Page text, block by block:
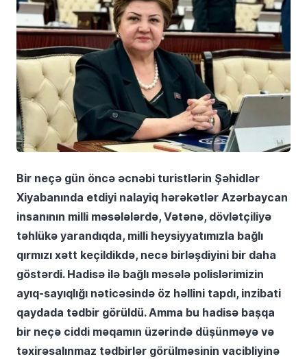
Bir neçə gün öncə əcnəbi turistlərin Şəhidlər
Xiyabanında etdiyi nalayiq hərəkətlər Azərbaycan
insanının milli məsələlərdə, Vətənə, dövlətçiliyə
təhlükə yarandıqda, milli heysiyyatımızla bağlı
qırmızı xətt keçildikdə, necə birləşdiyini bir daha
göstərdi. Hadisə ilə bağlı məsələ polislərimizin
ayıq-sayıqlığı nəticəsində öz həllini tapdı, inzibati
qaydada tədbir görüldü. Amma bu hadisə başqa
bir neçə ciddi məqamın üzərində düşünməyə və
təxirəsalınmaz tədbirlər görülməsinin vacibliyinə